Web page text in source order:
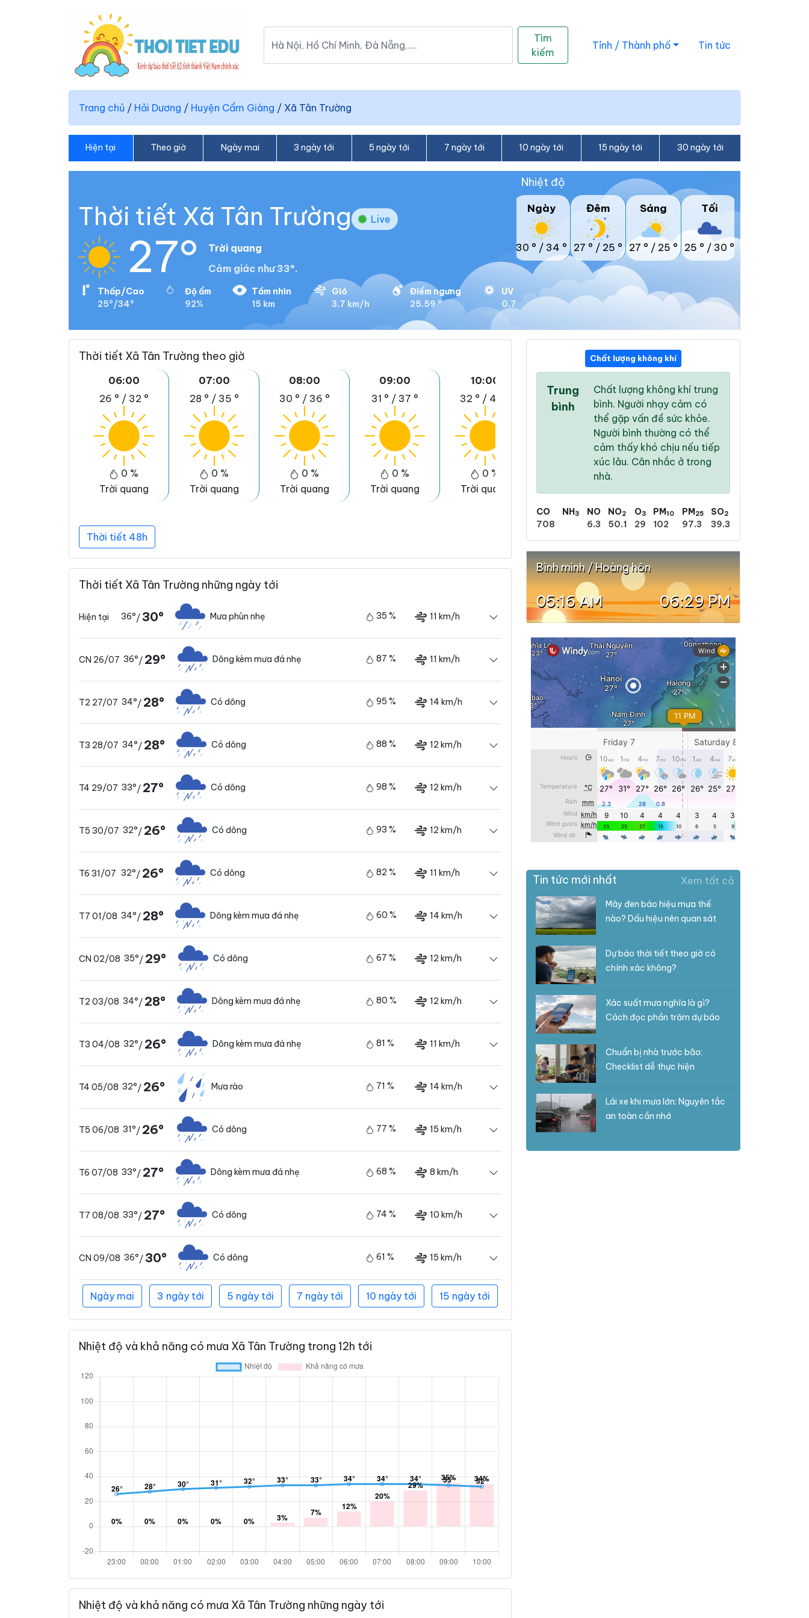
Tìm
kiếm
Tỉnh / Thành phố Tin tức
Trang chủ / Hải Dương / Huyện Cẩm Giàng / Xã Tân Trường
Hiện tại Theo giờ Ngày mai 3 ngày tới 5 ngày tới 7 ngày tới 10 ngày tới 15 ngày tới 30 ngày tới
Thời tiết Xã Tân Trường Live
27°
Trời quang
Cảm giác như 33°.
Thấp/Cao
25°/34°
Độ ẩm
92%
Tầm nhìn
15 km
Gió
3.7 km/h
Điểm ngưng
25.59 °
UV
0.7
Nhiệt độ
Ngày
30 ° / 34 °
Đêm
27 ° / 25 °
Sáng
27 ° / 25 °
Tối
25 ° / 30 °
Thời tiết Xã Tân Trường theo giờ
06:00
26 ° / 32 °
0 %
Trời quang
07:00
28 ° / 35 °
0 %
Trời quang
08:00
30 ° / 36 °
0 %
Trời quang
09:00
31 ° / 37 °
0 %
Trời quang
10:00
32 ° / 40 °
0 %
Trời quang
33 °/ 41 °
33 °
/42 °
Thời tiết 48h
Thời tiết Xã Tân Trường những ngày tới
Hiện tại 36°/30° Mưa phùn nhẹ 35 % 11 km/h
CN 26/07 36°/ 29° Dông kèm mưa đá nhẹ 87 % 11 km/h
T2 27/07 34°/ 28° Có dông 95 % 14 km/h
T3 28/07 34°/ 28° Có dông 88 % 12 km/h
T4 29/07 33°/ 27° Có dông 98 % 12 km/h
T5 30/07 32°/ 26° Có dông 93 % 12 km/h
T6 31/07 32°/ 26° Có dông 82 % 11 km/h
T7 01/08 34°/ 28° Dông kèm mưa đá nhẹ 60 % 14 km/h
CN 02/08 35°/ 29° Có dông 67 % 12 km/h
T2 03/08 34°/ 28° Dông kèm mưa đá nhẹ 80 % 12 km/h
T3 04/08 32°/ 26° Dông kèm mưa đá nhẹ 81 % 11 km/h
T4 05/08 32°/ 26° Mưa rào 71 % 14 km/h
T5 06/08 31°/ 26° Có dông 77 % 15 km/h
T6 07/08 33°/ 27° Dông kèm mưa đá nhẹ 68 % 8 km/h
T7 08/08 33°/ 27° Có dông 74 % 10 km/h
CN 09/08 36°/30° Có dông 61 % 15 km/h
Ngày mai 3 ngày tới 5 ngày tới 7 ngày tới 10 ngày tới 15 ngày tới
Nhiệt độ và khả năng có mưa Xã Tân Trường trong 12h tới
Nhiệt độ và khả năng có mưa Xã Tân Trường những ngày tới
Chất lượng không khí
Trung
bình
Chất lượng không khí trung
bình. Người nhạy cảm có
thể gặp vấn đề sức khỏe.
Người bình thường có thể
cảm thấy khó chịu nếu tiếp
xúc lâu. Cân nhắc ở trong
nhà.
CO
708
NH3
NO
6.3
NO2
50.1
O3
29
PM10
102
PM25
97.3
SO2
39.3
Bình minh / Hoàng hôn
05:16 AM 06:29 PM
Tin tức mới nhất Xem tất cả
Mây đen báo hiệu mưa thế
nào? Dấu hiệu nên quan sát
Dự báo thời tiết theo giờ có
chính xác không?
Xác suất mưa nghĩa là gì?
Cách đọc phần trăm dự báo
Chuẩn bị nhà trước bão:
Checklist dễ thực hiện
Lái xe khi mưa lớn: Nguyên tắc
an toàn cần nhớ